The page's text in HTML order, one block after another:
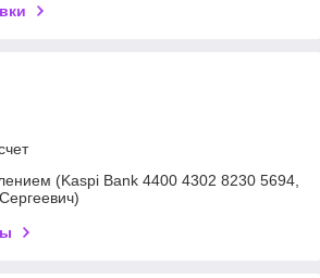
(Kaspi Bank 4400 4302 8230 5694,